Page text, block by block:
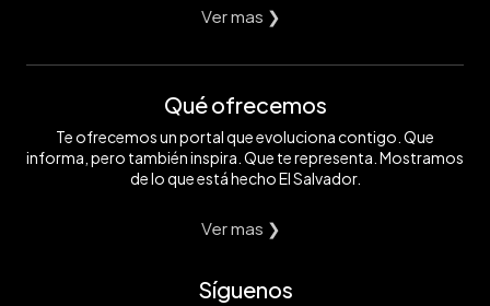
Ver mas ❯
Qué ofrecemos
Te ofrecemos un portal que evoluciona contigo. Que
informa, pero también inspira. Que te representa. Mostramos
de lo que está hecho El Salvador.
Ver mas ❯
Síguenos